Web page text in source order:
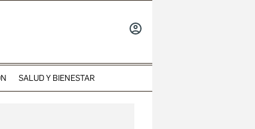
SALUD Y BIENESTAR